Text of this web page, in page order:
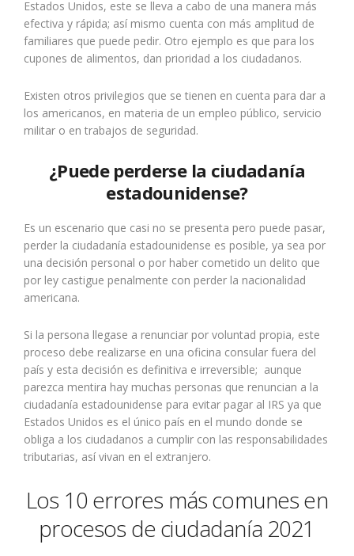
Estados Unidos, este se lleva a cabo de una manera más
efectiva y rápida; así mismo cuenta con más amplitud de
familiares que puede pedir. Otro ejemplo es que para los
cupones de alimentos, dan prioridad a los ciudadanos.
Existen otros privilegios que se tienen en cuenta para dar a
los americanos, en materia de un empleo público, servicio
militar o en trabajos de seguridad.
¿Puede perderse la ciudadanía
estadounidense?
Es un escenario que casi no se presenta pero puede pasar,
perder la ciudadanía estadounidense es posible, ya sea por
una decisión personal o por haber cometido un delito que
por ley castigue penalmente con perder la nacionalidad
americana.
Si la persona llegase a renunciar por voluntad propia, este
proceso debe realizarse en una oficina consular fuera del
país y esta decisión es definitiva e irreversible; aunque
parezca mentira hay muchas personas que renuncian a la
ciudadanía estadounidense para evitar pagar al IRS ya que
Estados Unidos es el único país en el mundo donde se
obliga a los ciudadanos a cumplir con las responsabilidades
tributarias, así vivan en el extranjero.
Los 10 errores más comunes en
procesos de ciudadanía 2021